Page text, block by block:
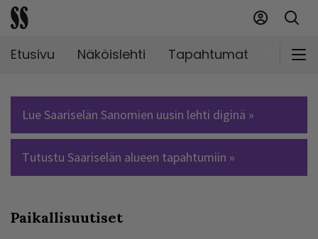
Etusivu Näköislehti Tapahtumat
Lue Saariselän Sanomien uusin lehti diginä »
Tutustu Saariselän alueen tapahtumiin »
Paikallisuutiset